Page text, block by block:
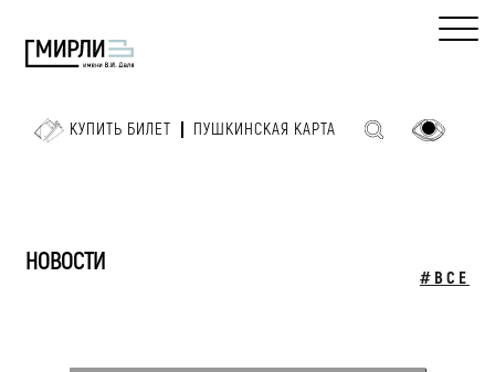
КУПИТЬ БИЛЕТ ПУШКИНСКАЯ КАРТА
НОВОСТИ
#ВСЕ